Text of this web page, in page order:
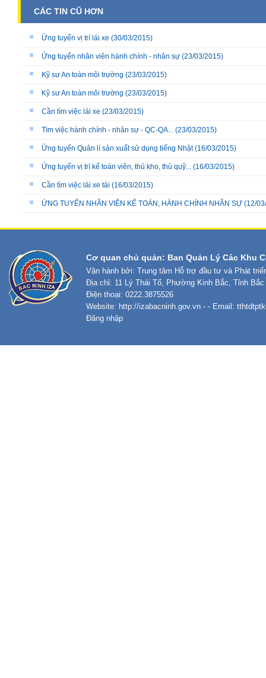
CÁC TIN CŨ HƠN
Ứng tuyển vị trí lái xe (30/03/2015)
Ứng tuyển nhân viên hành chính - nhân sự (23/03/2015)
Kỹ sư An toàn môi trường (23/03/2015)
Kỹ sư An toàn môi trường (23/03/2015)
Cần tìm việc lái xe (23/03/2015)
Tìm việc hành chính - nhân sự - QC-QA... (23/03/2015)
Ứng tuyển Quản lí sản xuất sử dụng tiếng Nhật(16/03/2015)
Ứng tuyển vị trí kế toán viên, thủ kho, thủ quỹ... (16/03/2015)
Cần tìm việc lái xe tải (16/03/2015)
ỨNG TUYỂN NHÂN VIÊN KẾ TOÁN, HÀNH CHÍNH NHÂN SỰ (12/
Cơ quan chủ quản: Ban Quản Lý Các Khu
Vận hành bởi: Trung tâm Hỗ trợ đầu tư và Phát
Địa chỉ: 11 Lý Thái Tổ, Phường Kinh Bắc, Tỉnh Bắc
Điện thoại: 0222.3875526
Website: http://izabacninh.gov.vn - - Email:
Đăng nhập